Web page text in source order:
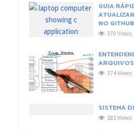
GUIA
NO
370 Views
374 Views
SISTEMA
181 Views